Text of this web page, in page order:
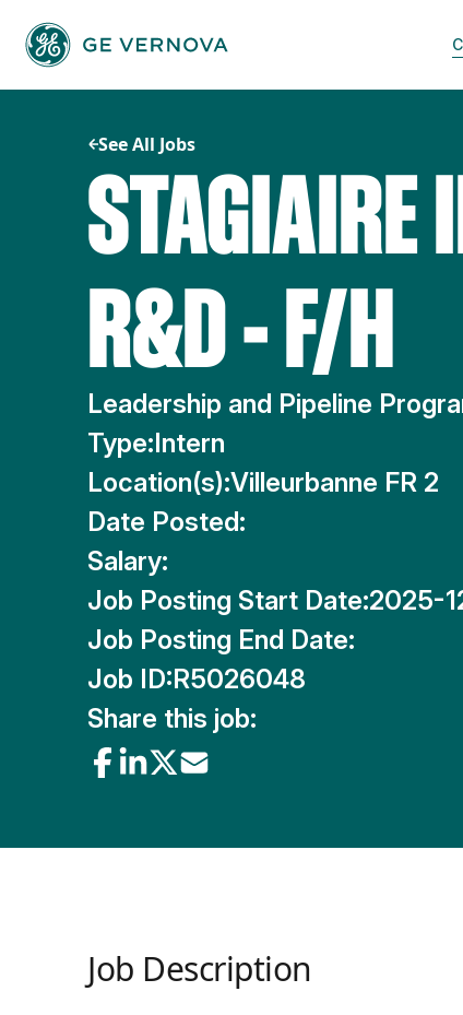
content
See All Jobs
STAGIAIRE
R&D - F/H
Leadership and Pipeline
Type:Intern
Location(s):Villeurbanne FR 2
Date Posted:
Salary:
Job Posting Start Date:2025-
Job Posting End Date:
Job ID:R5026048
Share this job:
Job Description